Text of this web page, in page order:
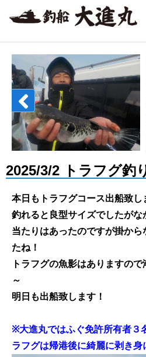
2025/3/2 トラフグ釣
本日もトラフグコース出船致し
釣れると良型サイズでしたがな
当たりはあったのですが掛か
たね！
トラフグの魚影はありますの
～
明日も出船致します！
※大進丸ではふぐ免許所有者３
ラフグは帰港後に綺麗に剥き身